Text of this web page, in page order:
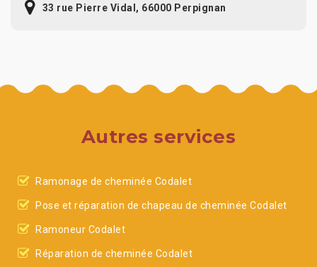
33 rue Pierre Vidal, 66000 Perpignan
Autres services
Ramonage de cheminée Codalet
Pose et réparation de chapeau de cheminée Codalet
Ramoneur Codalet
Réparation de cheminée Codalet